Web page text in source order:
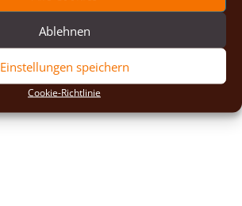
Ablehnen
Einstellungen speichern
Cookie-Richtlinie